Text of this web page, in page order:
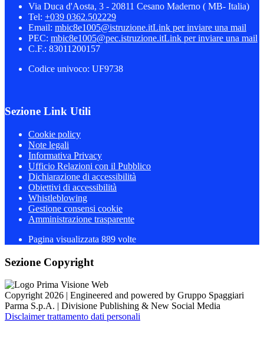
Via Duca d'Aosta, 3 - 20811 Cesano Maderno ( MB- Italia)
Tel: +039 0362.502229
Email: mbic8e1005@istruzione.itLink per inviare una mail
PEC: mbic8e1005@pec.istruzione.itLink per inviare una mail
C.F.: 83011200157
Codice univoco: UF9738
Sezione Link Utili
Cookie policy
Note legali
Informativa Privacy
Ufficio Relazioni con il Pubblico
Dichiarazione di accessibilità
Obiettivi di accessibilità
Whistleblowing
Gestione consensi cookie
Amministrazione trasparente
Pagina visualizzata 889 volte
Sezione Copyright
Copyright 2026 | Engineered and powered by Gruppo Spaggiari
Parma S.p.A. | Divisione Publishing & New Social Media
Disclaimer trattamento dati personali